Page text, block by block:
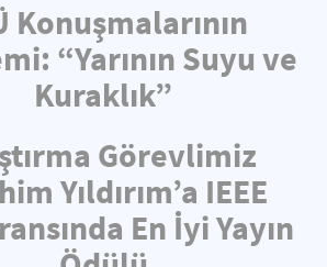
Konuşmalarının
“Yarının Suyu ve
Kuraklık”
Görevlimiz
Yıldırım’a IEEE
En İyi Yayın